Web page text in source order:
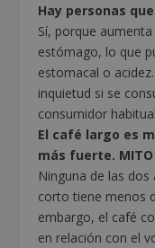
Hay personas
Sí, porque
estómago, lo que
estomacal o
inquietud si se
consumidor
El café largo es
más fuerte. MITO
Ninguna de las
corto tiene menos
embargo, el café
en relación con el